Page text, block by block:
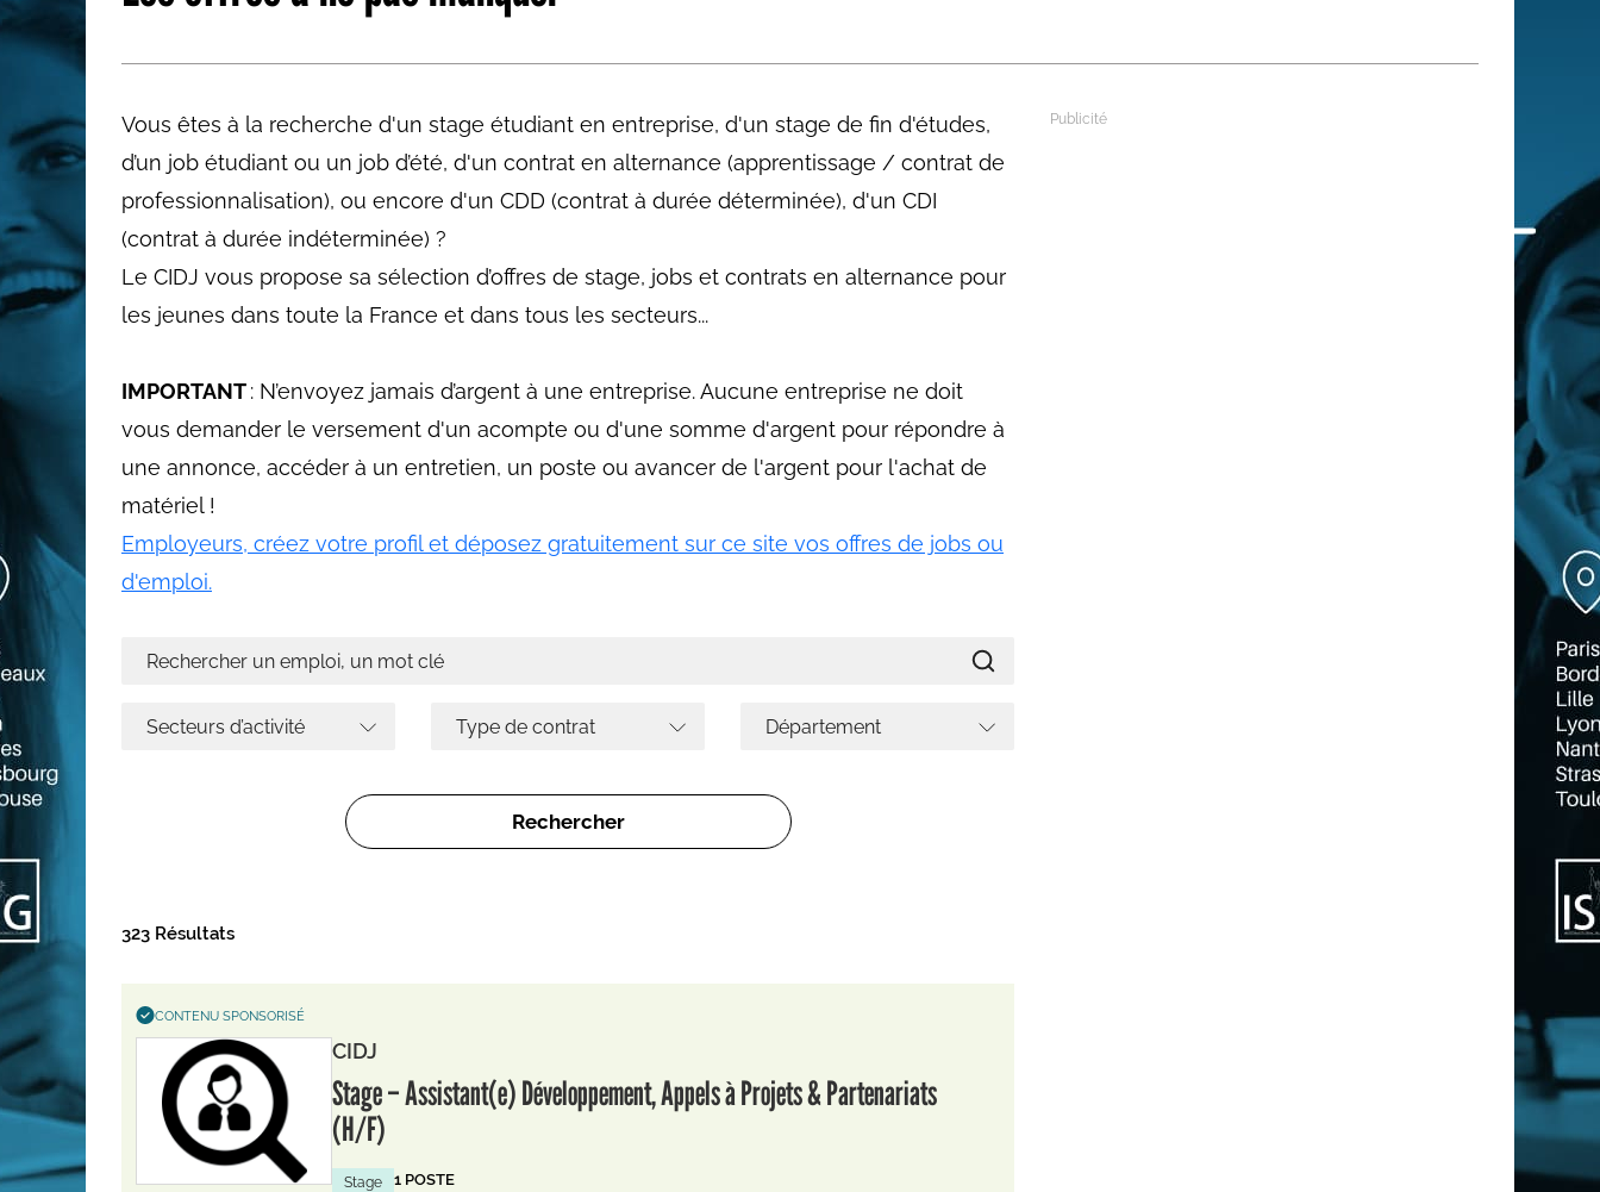
Les écoles se présentent
Avec nos focus diplômes
Ses démarches
Découvrir le monde
Vous êtes à la recherche d'un stage étudiant en entreprise, d'un stage de fin d'études,
d’un job étudiant ou un job d’été, d'un contrat en alternance (apprentissage / contrat de
professionnalisation), ou encore d'un CDD (contrat à durée déterminée), d'un CDI
(contrat à durée indéterminée) ?
Le CIDJ vous propose sa sélection d’offres de stage, jobs et contrats en alternance pour
les jeunes dans toute la France et dans tous les secteurs...
IMPORTANT: N’envoyez jamais d’argent à une entreprise. Aucune entreprise ne doit
vous demander le versement d'un acompte ou d'une somme d'argent pour répondre à
une annonce, accéder à un entretien, un poste ou avancer de l'argent pour l'achat de
matériel !
Employeurs, créez votre profil et déposez gratuitement sur ce site vos offres de jobs ou
d'emploi.
323 Résultats
CONTENU SPONSORISÉ
CIDJ
Stage – Assistant(e) Développement, Appels à Projets & Partenariats
(H/F)
Stage 1 POSTE